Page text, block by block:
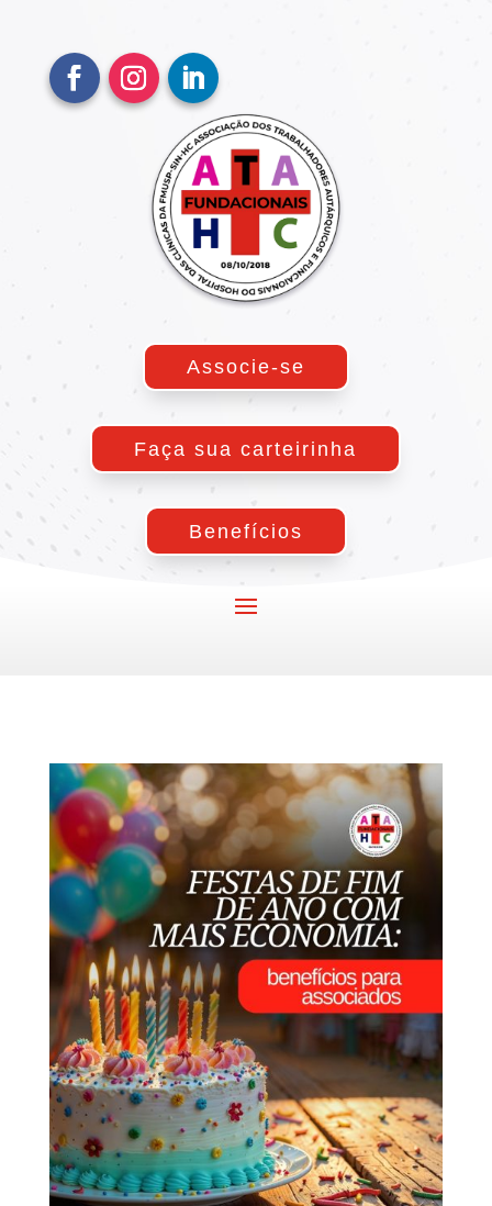
Associe-se
Faça sua carteirinha
Benefícios